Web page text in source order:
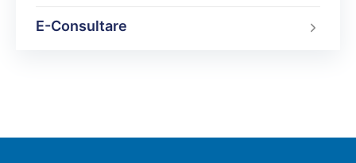
E-Consultare